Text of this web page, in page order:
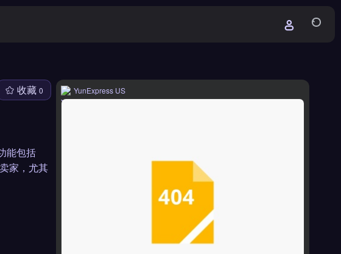
收藏 0
能包括
家，尤其
YunExpress US